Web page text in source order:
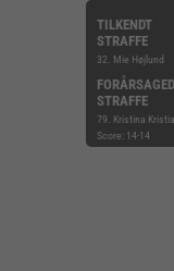
TILKENDT
STRAFFE
32. Mie Højlund
STRAFFE
79. Kristina
Score: 14-14